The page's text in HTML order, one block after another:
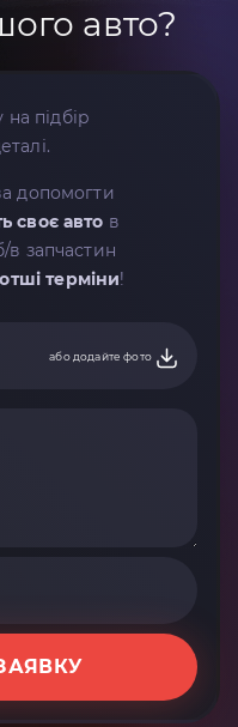
авто?
на підбір
допомогти
своє авто в
в запчастин
терміни!
або додайте фото